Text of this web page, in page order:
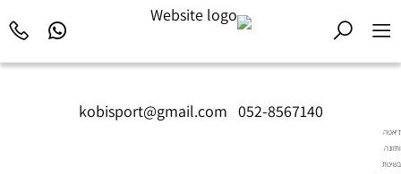
kobisport@gmail.com 052-8567140
דיאטה
ותזונה
בשיטת